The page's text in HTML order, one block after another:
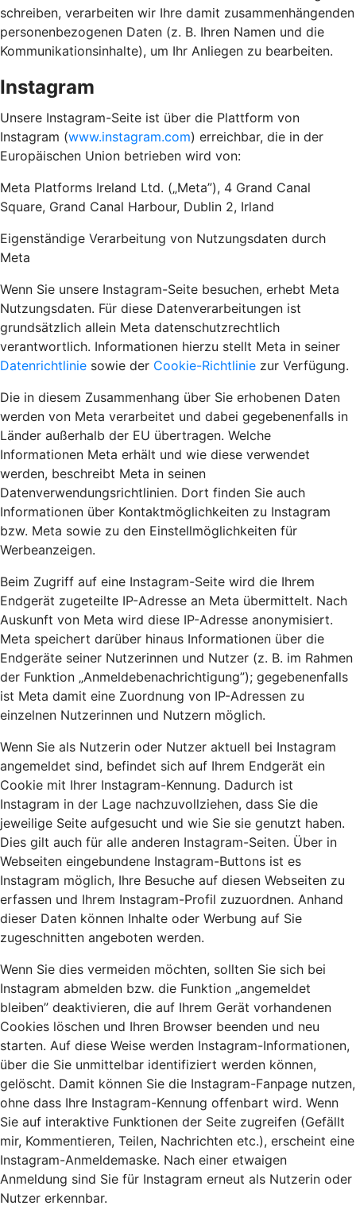
schreiben, verarbeiten wir Ihre damit zusammenhängenden
personenbezogenen Daten (z. B. Ihren Namen und die
Kommunikationsinhalte), um Ihr Anliegen zu bearbeiten.
Instagram
Unsere Instagram-Seite ist über die Plattform von
Instagram (www.instagram.com) erreichbar, die in der
Europäischen Union betrieben wird von:
Meta Platforms Ireland Ltd. („Meta”), 4 Grand Canal
Square, Grand Canal Harbour, Dublin 2, Irland
Eigenständige Verarbeitung von Nutzungsdaten durch
Meta
Wenn Sie unsere Instagram-Seite besuchen, erhebt Meta
Nutzungsdaten. Für diese Datenverarbeitungen ist
grundsätzlich allein Meta datenschutzrechtlich
verantwortlich. Informationen hierzu stellt Meta in seiner
Datenrichtlinie sowie der Cookie-Richtlinie zur Verfügung.
Die in diesem Zusammenhang über Sie erhobenen Daten
werden von Meta verarbeitet und dabei gegebenenfalls in
Länder außerhalb der EU übertragen. Welche
Informationen Meta erhält und wie diese verwendet
werden, beschreibt Meta in seinen
Datenverwendungsrichtlinien. Dort finden Sie auch
Informationen über Kontaktmöglichkeiten zu Instagram
bzw. Meta sowie zu den Einstellmöglichkeiten für
Werbeanzeigen.
Beim Zugriff auf eine Instagram-Seite wird die Ihrem
Endgerät zugeteilte IP-Adresse an Meta übermittelt. Nach
Auskunft von Meta wird diese IP-Adresse anonymisiert.
Meta speichert darüber hinaus Informationen über die
Endgeräte seiner Nutzerinnen und Nutzer (z. B. im Rahmen
der Funktion „Anmeldebenachrichtigung”); gegebenenfalls
ist Meta damit eine Zuordnung von IP-Adressen zu
einzelnen Nutzerinnen und Nutzern möglich.
Wenn Sie als Nutzerin oder Nutzer aktuell bei Instagram
angemeldet sind, befindet sich auf Ihrem Endgerät ein
Cookie mit Ihrer Instagram-Kennung. Dadurch ist
Instagram in der Lage nachzuvollziehen, dass Sie die
jeweilige Seite aufgesucht und wie Sie sie genutzt haben.
Dies gilt auch für alle anderen Instagram-Seiten. Über in
Webseiten eingebundene Instagram-Buttons ist es
Instagram möglich, Ihre Besuche auf diesen Webseiten zu
erfassen und Ihrem Instagram-Profil zuzuordnen. Anhand
dieser Daten können Inhalte oder Werbung auf Sie
zugeschnitten angeboten werden.
Wenn Sie dies vermeiden möchten, sollten Sie sich bei
Instagram abmelden bzw. die Funktion „angemeldet
bleiben” deaktivieren, die auf Ihrem Gerät vorhandenen
Cookies löschen und Ihren Browser beenden und neu
starten. Auf diese Weise werden Instagram-Informationen,
über die Sie unmittelbar identifiziert werden können,
gelöscht. Damit können Sie die Instagram-Fanpage nutzen,
ohne dass Ihre Instagram-Kennung offenbart wird. Wenn
Sie auf interaktive Funktionen der Seite zugreifen (Gefällt
mir, Kommentieren, Teilen, Nachrichten etc.), erscheint eine
Instagram-Anmeldemaske. Nach einer etwaigen
Anmeldung sind Sie für Instagram erneut als Nutzerin oder
Nutzer erkennbar.